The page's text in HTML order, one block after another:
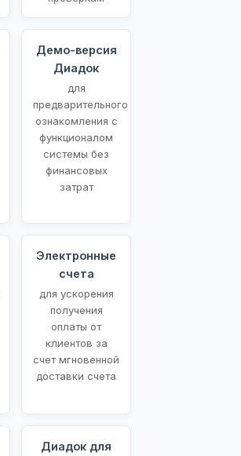
Демо-версия
Диадок
для
предварительного
ознакомления с
функционалом
системы без
финансовых
затрат
Электронные
счета
для ускорения
получения
оплаты от
клиентов за
счет мгновенной
доставки счета
Диадок для